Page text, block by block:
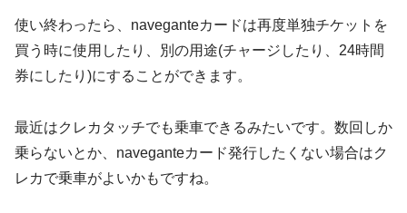
使い終わったら、naveganteカードは再度単独チケットを
買う時に使用したり、別の用途(チャージしたり、24時間
券にしたり)にすることができます。
最近はクレカタッチでも乗車できるみたいです。数回しか
乗らないとか、naveganteカード発行したくない場合はク
レカで乗車がよいかもですね。